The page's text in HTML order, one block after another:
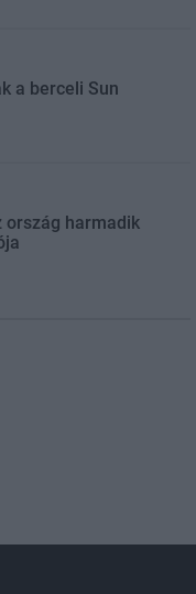
a berceli Sun
ország harmadik